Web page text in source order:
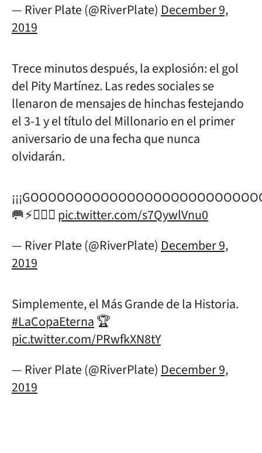
— River Plate (@RiverPlate) December 9,
2019
Trece minutos después, la explosión: el gol
del Pity Martínez. Las redes sociales se
llenaron de mensajes de hinchas festejando
el 3-1 y el título del Millonario en el primer
aniversario de una fecha que nunca
olvidarán.
🥅⚡️🏃🏾‍♂️pic.twitter.com/s7QywlVnu0
— River Plate (@RiverPlate) December 9,
2019
Simplemente, el Más Grande de la Historia.
#LaCopaEterna🏆
pic.twitter.com/PRwfkXN8tY
— River Plate (@RiverPlate) December 9,
2019